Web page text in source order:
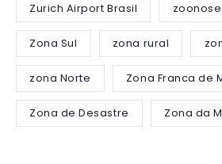
Zurich Airport Brasil
Zona Sul zona rural
zona Norte Zona Franca de
Zona de Desastre Zona da